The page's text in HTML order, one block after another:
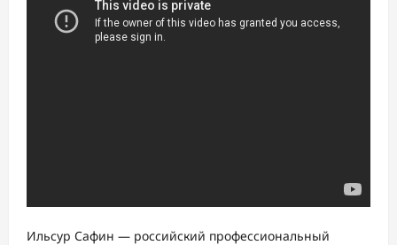
Ильсур Сафин — российский профессиональный